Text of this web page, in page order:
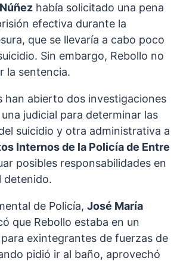
había solicitado una pena
efectiva durante la
que se llevaría a cabo poco
Sin embargo, Rebollo no
la sentencia.
han abierto dos investigaciones
judicial para determinar las
suicidio y otra administrativa a
Internos de la Policía de Entre
posibles responsabilidades en
detenido.
de Policía, José María
que Rebollo estaba en un
exintegrantes de fuerzas de
pidió ir al baño, aprovechó